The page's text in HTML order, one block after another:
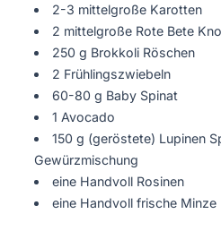
2-3 mittelgroße Karotten
2 mittelgroße Rote Bete
250 g Brokkoli Röschen
2 Frühlingszwiebeln
60-80 g Baby Spinat
1 Avocado
150 g (geröstete) Lupinen
Gewürzmischung
eine Handvoll Rosinen
eine Handvoll frische